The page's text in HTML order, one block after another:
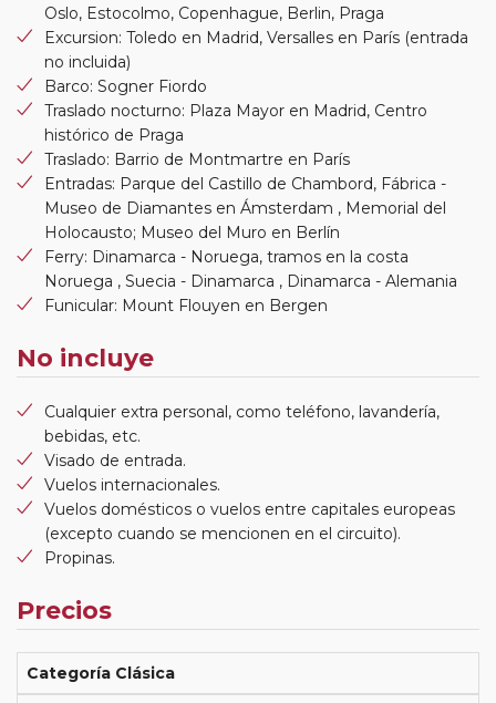
Oslo, Estocolmo, Copenhague, Berlin, Praga
Excursion: Toledo en Madrid, Versalles en París (entrada
no incluida)
Barco: Sogner Fiordo
Traslado nocturno: Plaza Mayor en Madrid, Centro
histórico de Praga
Traslado: Barrio de Montmartre en París
Entradas: Parque del Castillo de Chambord, Fábrica -
Museo de Diamantes en Ámsterdam , Memorial del
Holocausto; Museo del Muro en Berlín
Ferry: Dinamarca - Noruega, tramos en la costa
Noruega , Suecia - Dinamarca , Dinamarca - Alemania
Funicular: Mount Flouyen en Bergen
No incluye
Cualquier extra personal, como teléfono, lavandería,
bebidas, etc.
Visado de entrada.
Vuelos internacionales.
Vuelos domésticos o vuelos entre capitales europeas
(excepto cuando se mencionen en el circuito).
Propinas.
Precios
Categoría Clásica